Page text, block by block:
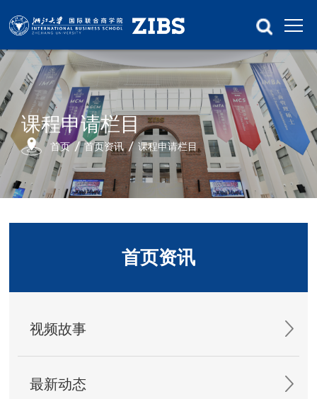
课程申请栏目
首页 首页资讯 课程申请栏目
首页资讯
视频故事
最新动态